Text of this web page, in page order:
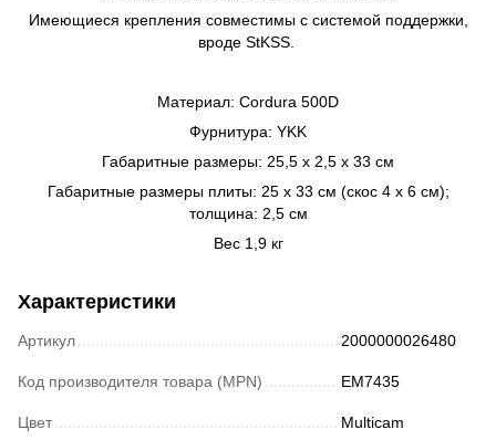
Имеющиеся крепления совместимы с системой поддержки,
вроде StKSS.
Материал: Cordura 500D
Фурнитура: YKK
Габаритные размеры: 25,5 х 2,5 х 33 см
Габаритные размеры плиты: 25 х 33 см (скос 4 х 6 см);
толщина: 2,5 см
Вес 1,9 кг
Характеристики
Артикул 2000000026480
Код производителя товара (MPN) EM7435
Цвет Multicam